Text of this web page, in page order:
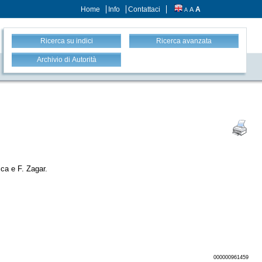
Home Info Contattaci A A A
Ricerca su indici Ricerca avanzata
Archivio di Autorità